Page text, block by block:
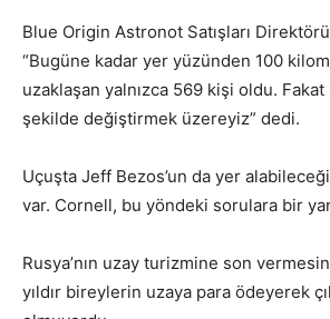
Blue Origin Astronot Satışları
“Bugüne kadar yer yüzünden 100
uzaklaşan yalnızca 569 kişi oldu.
şekilde değiştirmek üzereyiz” dedi.
Uçuşta Jeff Bezos’un da yer
var. Cornell, bu yöndeki sorulara bir
Rusya’nın uzay turizmine son
yıldır bireylerin uzaya para ödeyerek